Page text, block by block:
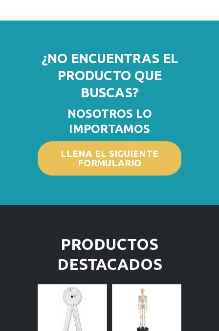
¿NO ENCUENTRAS EL
PRODUCTO QUE
BUSCAS?
NOSOTROS LO
IMPORTAMOS
LLENA EL SIGUIENTE
FORMULARIO
PRODUCTOS
DESTACADOS